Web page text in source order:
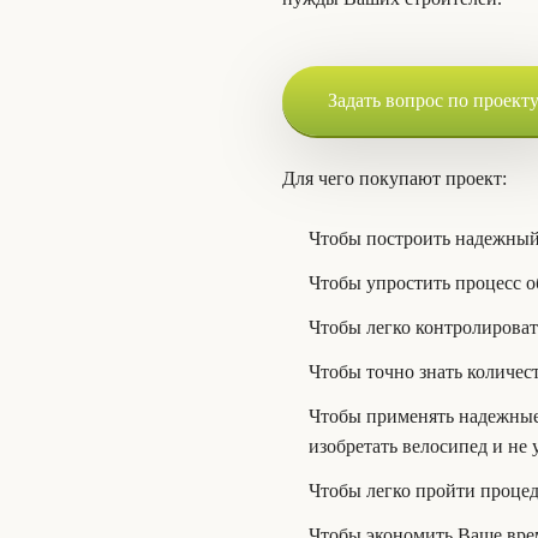
Задать вопрос по проекту
Для чего покупают проект:
Чтобы построить
Чтобы упростить процесс
Чтобы легко
Чтобы точно знать
Чтобы применять
изобретать велосипед и не
Чтобы легко пройти